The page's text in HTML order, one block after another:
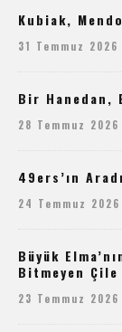
Kubiak,
31 Temmuz 2026
Bir Hanedan,
28 Temmuz 2026
49ers’ın
24 Temmuz 2026
Büyük
Bitmeyen Çile
23 Temmuz 2026